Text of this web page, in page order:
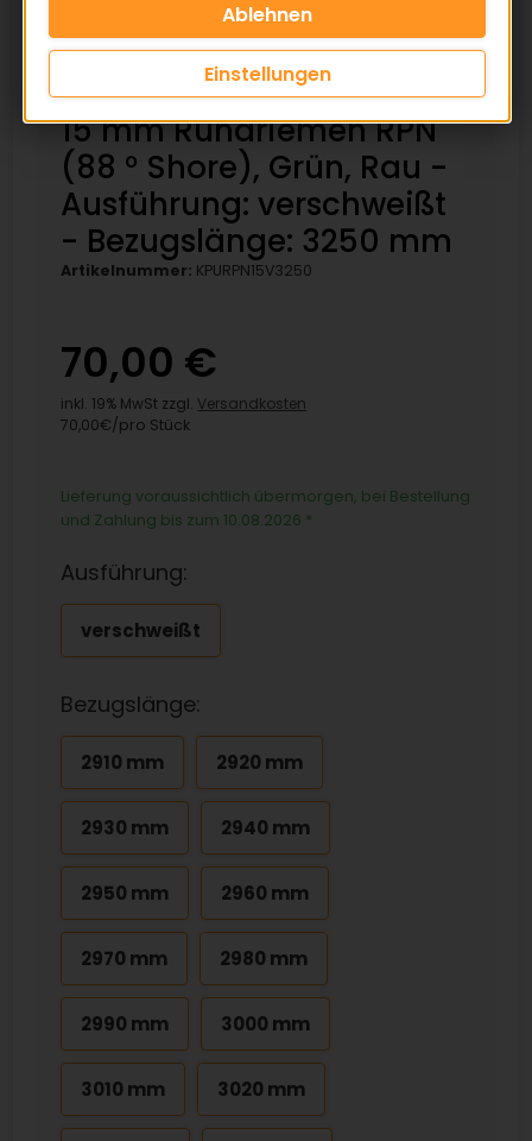
15 mm Rundriemen RPN
(88 ° Shore), Grün, Rau -
Ausführung: verschweißt
- Bezugslänge: 3250 mm
Artikelnummer: KPURPN15V3250
70,00 €
inkl. 19% MwSt zzgl. Versandkosten
70,00€/pro Stück
Lieferung voraussichtlich übermorgen, bei Bestellung
und Zahlung bis zum 10.08.2026 *
Ausführung:
verschweißt
Bezugslänge:
2910 mm 2920 mm
2930 mm 2940 mm
2950 mm 2960 mm
2970 mm 2980 mm
2990 mm 3000 mm
3010 mm 3020 mm
Einstellungen